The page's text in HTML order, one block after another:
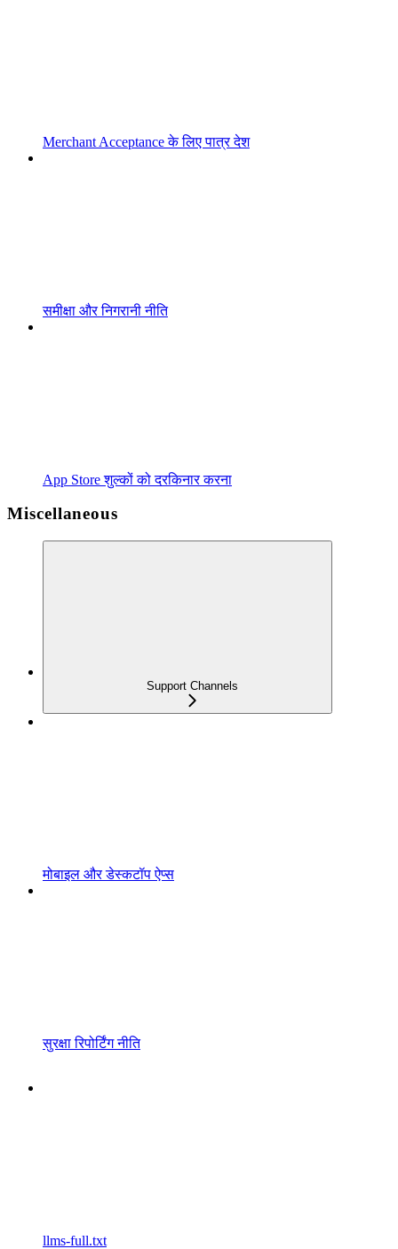
Merchant Acceptance के लिए पात्र देश
समीक्षा और निगरानी नीति
App Store शुल्कों को दरकिनार करना
Miscellaneous
Support Channels
मोबाइल और डेस्कटॉप ऐप्स
सुरक्षा रिपोर्टिंग नीति
llms-full.txt